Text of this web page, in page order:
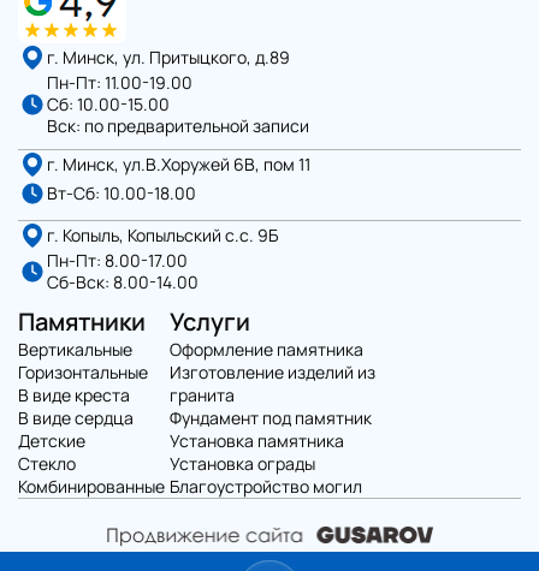
Памятники
Вертикальные
Горизонтальные
В виде креста
В виде сердца
Детские
Стекло
Комбинированные
Услуги
Оформление памятника
Изготовление изделий из
гранита
Фундамент под памятник
Установка памятника
Установка ограды
Благоустройство могил
г. Минск, ул. Притыцкого, д.89
Пн-Пт: 11.00-19.00
Сб: 10.00-15.00
Вск: по предварительной записи
г. Минск, ул.В.Хоружей 6В, пом 11
Вт-Сб: 10.00-18.00
г. Копыль, Копыльский с.с. 9Б
Пн-Пт: 8.00-17.00
Сб-Вск: 8.00-14.00
Политика конфиденциальности